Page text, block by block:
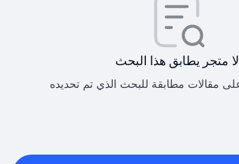
لا متجر يطابق هذا البحث